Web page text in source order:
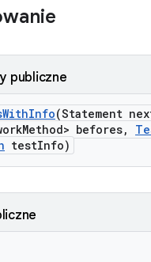
publiczne
WithInfo(Statement
Method> befores,
testInfo)